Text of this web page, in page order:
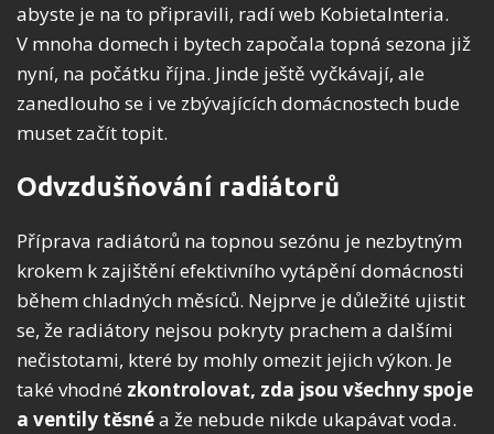
abyste je na to připravili, radí web KobietaInteria.
V mnoha domech i bytech započala topná sezona již
nyní, na počátku října. Jinde ještě vyčkávají, ale
zanedlouho se i ve zbývajících domácnostech bude
muset začít topit.
Odvzdušňování radiátorů
Příprava radiátorů na topnou sezónu je nezbytným
krokem k zajištění efektivního vytápění domácnosti
během chladných měsíců. Nejprve je důležité ujistit
se, že radiátory nejsou pokryty prachem a dalšími
nečistotami, které by mohly omezit jejich výkon. Je
také vhodné zkontrolovat, zda jsou všechny spoje
a ventily těsnéa že nebude nikde ukapávat voda.